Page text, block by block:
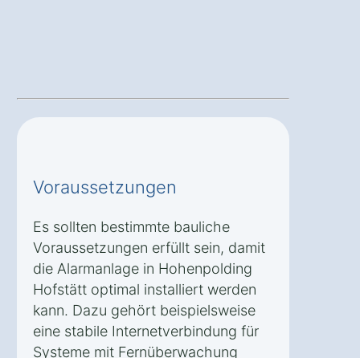
Voraussetzungen
Es sollten bestimmte bauliche
Voraussetzungen erfüllt sein, damit
die Alarmanlage in Hohenpolding
Hofstätt optimal installiert werden
kann. Dazu gehört beispielsweise
eine stabile Internetverbindung für
Systeme mit Fernüberwachung